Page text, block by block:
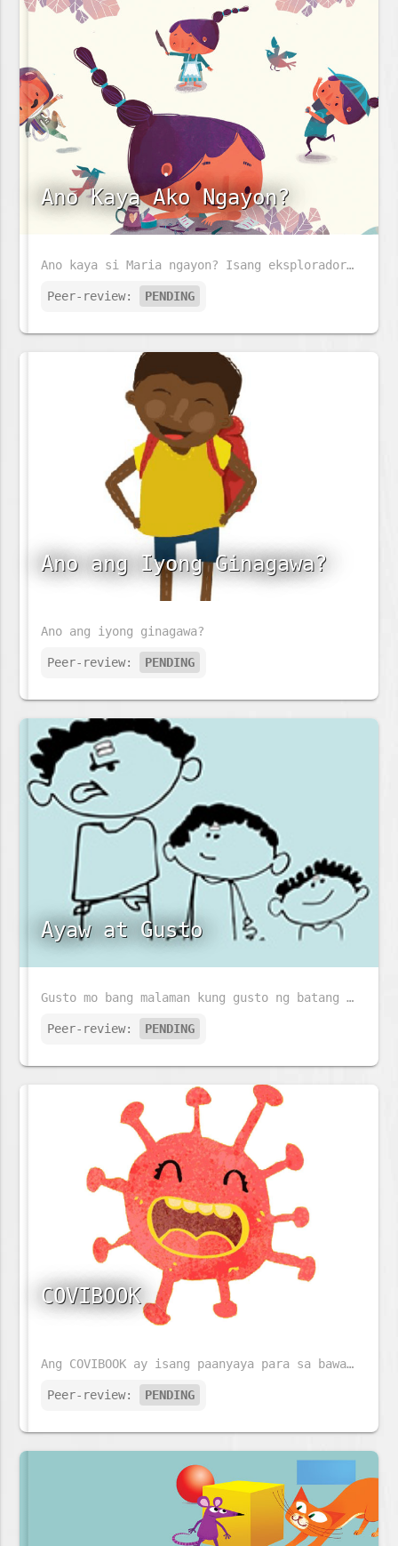
Ano Kaya Ako Ngayon?
Ano kaya si Maria ngayon? Isang eksplorador, astronaut o alagad ng sining?
Peer-review: PENDING
Ano ang Iyong Ginagawa?
Ano ang iyong ginagawa?
Peer-review: PENDING
Ayaw at Gusto
Gusto mo bang malaman kung gusto ng batang ito ang pumasok sa eskwelahan? Kung gusto mo, basahin mo ang istoryang ito.
Peer-review: PENDING
COVIBOOK
Ang COVIBOOK ay isang paanyaya para sa bawat pamilya na pag-usapan ang kanilang mga damdamin ukol sa COVID-19.
Peer-review: PENDING